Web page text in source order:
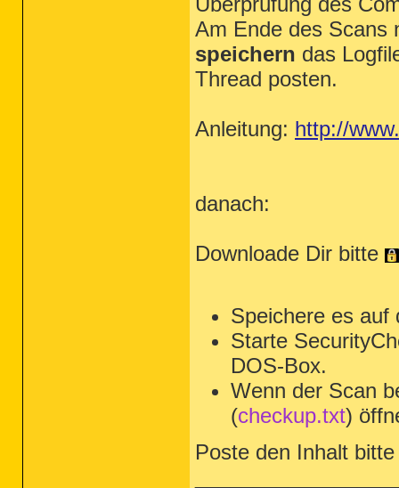
Am Ende des Scans
speichern das
Thread posten.
Anleitung: http://
danach:
Downloade Dir bitte
Speichere es auf
Starte
DOS-Box.
Wenn der Scan
(checkup.txt)
Poste den Inhalt